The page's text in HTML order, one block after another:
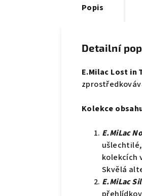
Popis
Detailní
E.Milac Lost in
Kolekce
E.MiLac
kolekcích
Skvělá
E.MiLac